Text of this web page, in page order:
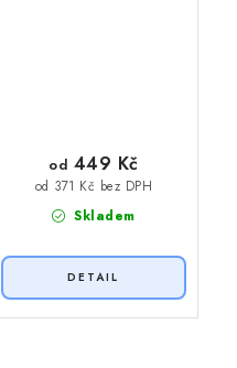
Skladem
od 371 Kč bez DPH
od 449 Kč